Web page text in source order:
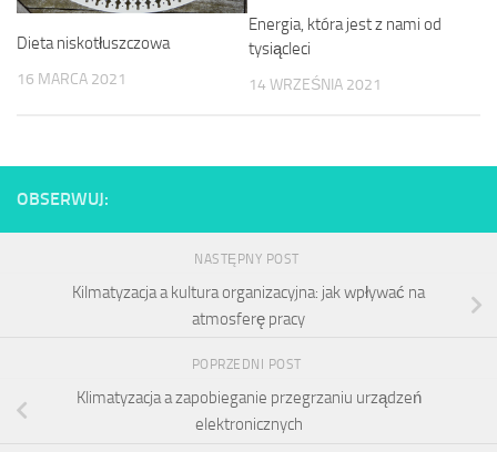
Dieta niskotłuszczowa
16 MARCA 2021
Energia, która jest z nami od
tysiącleci
14 WRZEŚNIA 2021
OBSERWUJ:
NASTĘPNY POST
Kilmatyzacja a kultura organizacyjna: jak wpływać na
atmosferę pracy
POPRZEDNI POST
Klimatyzacja a zapobieganie przegrzaniu urządzeń
elektronicznych